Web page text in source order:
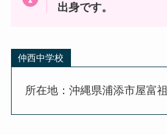
出身です。
仲西中学校
所在地：沖縄県浦添市屋富